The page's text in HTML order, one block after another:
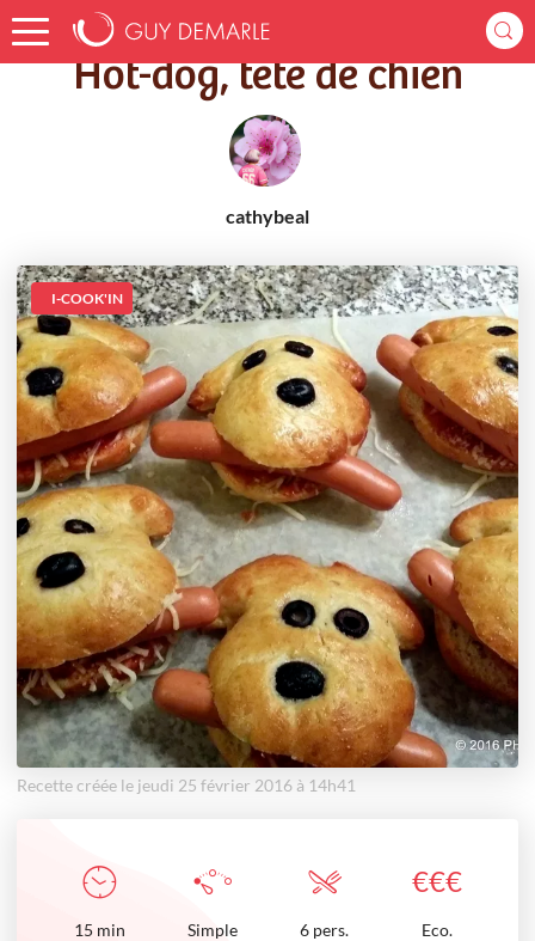
Accueil Recettes Hot-dog, tête de chien
Hot-dog, tête de chien
cathybeal
I-COOK'IN
Recette créée le jeudi 25 février 2016 à 14h41
€€€
15 min Simple 6 pers. Eco.